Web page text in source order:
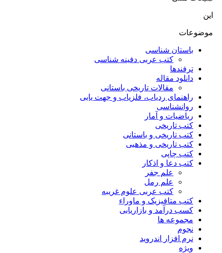
این
موضوعات
باستان شناسی
کتب عربی دفینه شناسی
ترفندها
دانلود مقاله
مقالات تاریخی باستانی
راهنمای ردیاب، فلزیاب و جهت یابی
روانشناسی
ریاضیات و آمار
کتب تاریخی
کتب تاریخی و باستانی
کتب تاریخی و مذهبی
کتب چاپی
کتب دعا و اذکار
علم جفر
علم رمل
کتب عربی علوم غریبه
کتب متافیزیک و ماوراء
کسب درآمد و بازاریابی
مجموعه ها
نجوم
نرم افزار اندروید
ویژه